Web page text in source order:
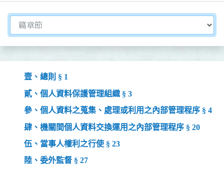
切換選擇法規資訊內容
壹、總則 § 1
貳、個人資料保護管理組織 § 3
參、個人資料之蒐集、處理或利用之內部管理程序 § 4
肆、機關間個人資料交換運用之內部管理程序 § 20
伍、當事人權利之行使 § 23
陸、委外監督 § 27